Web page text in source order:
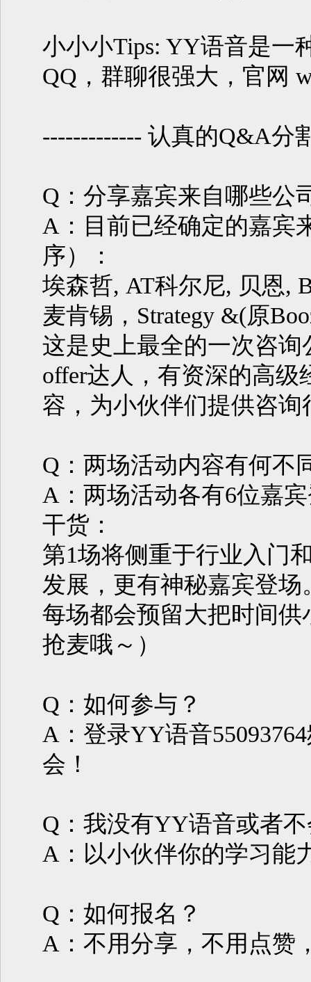
小小小Tips: YY语音是一
QQ，群聊很强大，官网
------------- 认真的Q&A分
Q：分享嘉宾来自哪些公
A：目前已经确定的嘉宾
序）：
埃森哲, AT科尔尼, 贝恩,
麦肯锡，Strategy &(原
这是史上最全的一次咨
offer达人，有资深的高级
容，为小伙伴们提供咨
Q：两场活动内容有何不
A：两场活动各有6位嘉
干货：
第1场将侧重于行业入门
发展，更有神秘嘉宾登场
每场都会预留大把时间
抢麦哦～）
Q：如何参与？
A：登录YY语音
会！
Q：我没有YY语音或者
A：以小伙伴你的学习能
Q：如何报名？
A：不用分享，不用点赞